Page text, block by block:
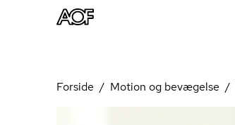
Forside Motion og bevægelse